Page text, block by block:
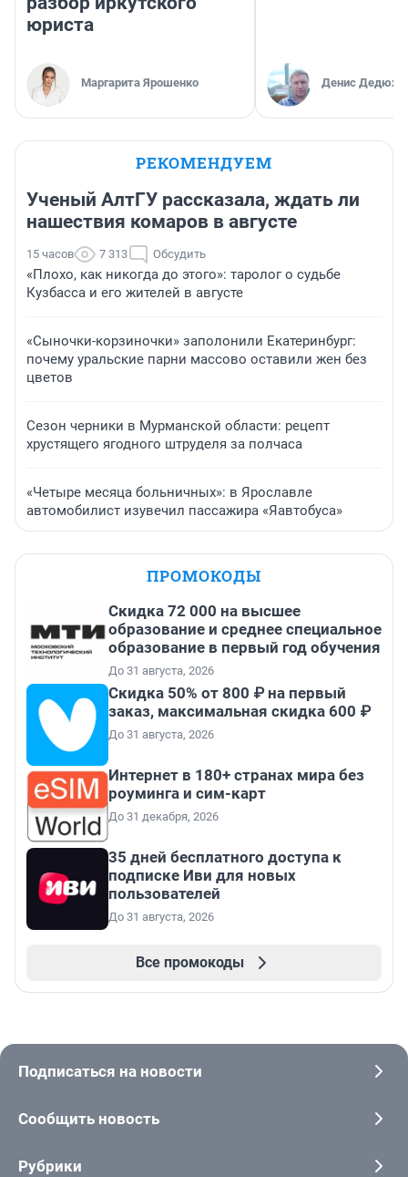
юриста
Маргарита Ярошенко Денис
РЕКОМЕНДУЕМ
Ученый АлтГУ рассказала, ждать ли
нашествия комаров в августе
15 часов 7 313 Обсудить
«Плохо, как никогда до этого»: таролог о судьбе
Кузбасса и его жителей в августе
«Сыночки-корзиночки» заполонили Екатеринбург:
почему уральские парни массово оставили жен без
цветов
Сезон черники в Мурманской области: рецепт
хрустящего ягодного штруделя за полчаса
«Четыре месяца больничных»: в Ярославле
автомобилист изувечил пассажира «Яавтобуса»
ПРОМОКОДЫ
Скидка 72 000 на высшее
образование и среднее специальное
образование в первый год обучения
До 31 августа, 2026
Скидка 50% от 800 ₽ на первый
заказ, максимальная скидка 600 ₽
До 31 августа, 2026
Интернет в 180+ странах мира без
роуминга и сим-карт
До 31 декабря, 2026
35 дней бесплатного доступа к
подписке Иви для новых
пользователей
До 31 августа, 2026
Все промокоды
Подписаться на новости
Сообщить новость
Рубрики